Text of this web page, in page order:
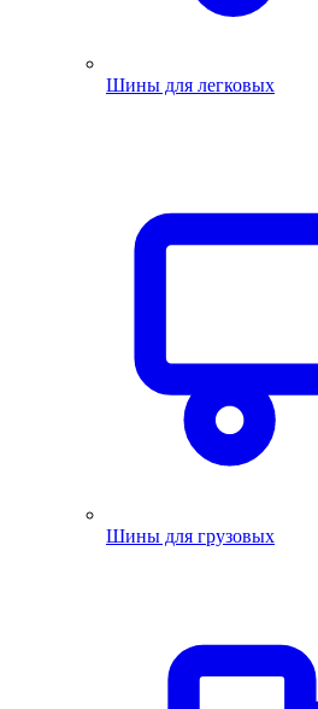
Шины для легковых
Шины для грузовых